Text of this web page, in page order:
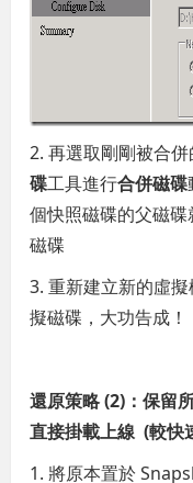
2. 再選取剛剛被合
碟工具進行合併磁碟
個快照磁碟的父磁
磁碟
3. 重新建立新的虛
擬磁碟，大功告成！
還原策略 (2)：保留
直接掛載上線 (較快
1. 將原本置於